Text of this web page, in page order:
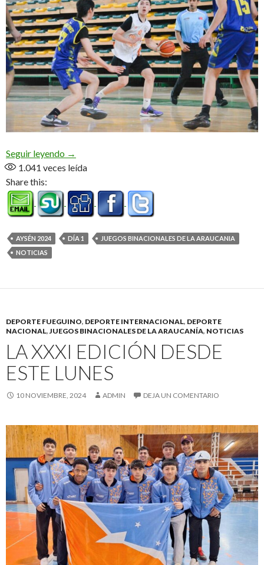
Seguir leyendo Atletismo y básquet masculino lo mejor del debut
→
1.041 veces leída
Share this:
AYSÉN 2024 DÍA 1
JUEGOS BINACIONALES DE LA ARAUCANIA
NOTICIAS
DEPORTE FUEGUINO, DEPORTE INTERNACIONAL, DEPORTE
NACIONAL,JUEGOS BINACIONALES DE LA ARAUCANÍA, NOTICIAS
LA XXXI EDICIÓN DESDE
ESTE LUNES
10 NOVIEMBRE, 2024 ADMIN DEJA UN COMENTARIO